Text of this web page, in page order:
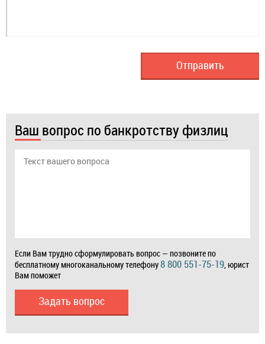
Ваш вопрос по банкротству физлиц
Если Вам трудно сформулировать вопрос — позвоните по
бесплатному многоканальному телефону8 800 551-75-19, юрист
Вам поможет
Задать вопрос